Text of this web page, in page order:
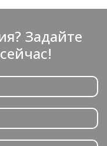
Задайте